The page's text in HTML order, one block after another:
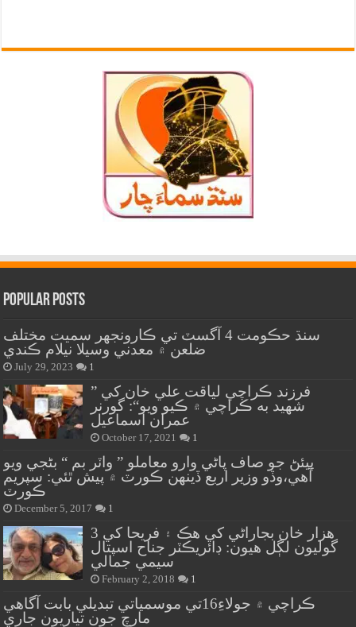
Popular Posts
سنڌ حڪومت 4 آگسٽ تي ڪارونجهر سميت مختلف
ضلعن ۾ معدني وسيلا نيلام ڪندي
July 29, 2023 1
” فرزند ڪراچي لياقت علي خان کي
شهيد به ڪراچي ۾ ڪيو ويو“: گورنر
عمران اسماعيل
October 17, 2021 1
پيئڻ جو صاف پاڻي وارو معاملو ” واٽر بم “ بڻجي ويو
آهي،وڏو وزير اربع ڏينهن ڪورٽ ۾ پيش ٿئي: سپريم
ڪورٽ
December 5, 2017 1
هزار خان بجاراڻي کي هڪ ۽ فريحا کي 3
گوليون لڳل هيون: ڊائريڪٽر جناح اسپتال
سيمي جمالي
February 2, 2018 1
ڪراچي ۾ جولاءِ16تي موسمياتي تبديلي بابت آگاهي
مارچ جون تياريون جاري